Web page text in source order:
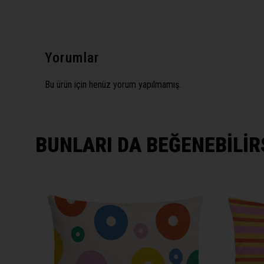
Yorumlar
Bu ürün için henüz yorum yapılmamış.
BUNLARI DA